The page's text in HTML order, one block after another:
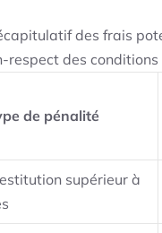
des frais
respect des
de pénalité
supérieur à